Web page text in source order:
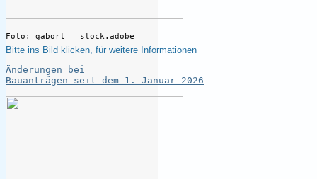
Foto: gabort – stock.adobe
Bitte ins Bild klicken, für weitere Informationen
Änderungen bei
Bauanträgen seit dem 1. Januar 2026